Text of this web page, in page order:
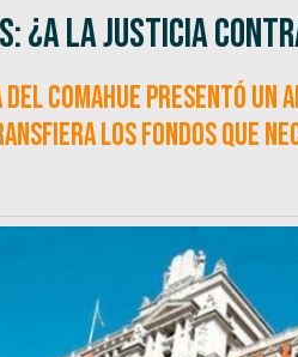
¿A la Justicia
Comahue presentó
los fondos que